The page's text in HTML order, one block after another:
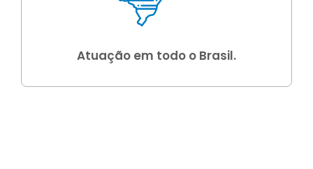
Atuação em todo o Brasil.